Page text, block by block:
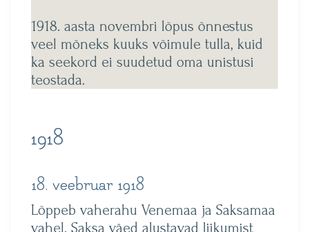
1918. aasta novembri lõpus õnnestus
veel mõneks kuuks võimule tulla, kuid
ka seekord ei suudetud oma unistusi
teostada.
1918
18. veebruar 1918
Lõppeb vaherahu Venemaa ja Saksamaa
vahel. Saksa väed alustavad liikumist